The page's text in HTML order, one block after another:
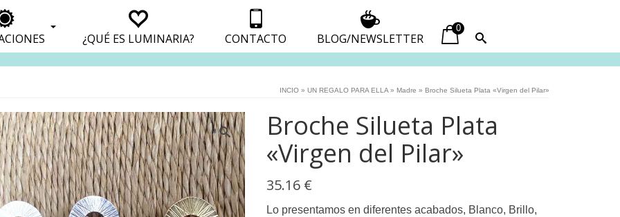
¿QUÉ ES LUMINARIA? CONTACTO BLOG/NEWSLETTER
0
INCIO » UN REGALO PARA ELLA » Madre » Broche Silueta Plata «Virgen del Pilar»
Broche Silueta Plata
«Virgen del Pilar»
35.16 €
Lo presentamos en diferentes acabados, Blanco, Brillo,